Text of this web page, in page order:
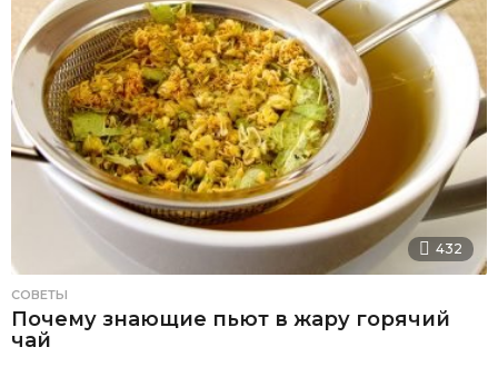
432
СОВЕТЫ
Почему знающие пьют в жару горячий
чай